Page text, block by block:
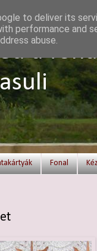
a
Fonal
to deliver its
performance and
abuse.